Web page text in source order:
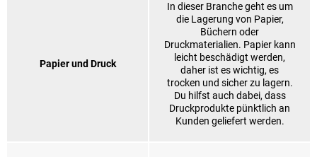
Papier und Druck
In dieser Branche geht es um
die Lagerung von Papier,
Büchern oder
Druckmaterialien. Papier kann
leicht beschädigt werden,
daher ist es wichtig, es
trocken und sicher zu lagern.
Du hilfst auch dabei, dass
Druckprodukte pünktlich an
Kunden geliefert werden.